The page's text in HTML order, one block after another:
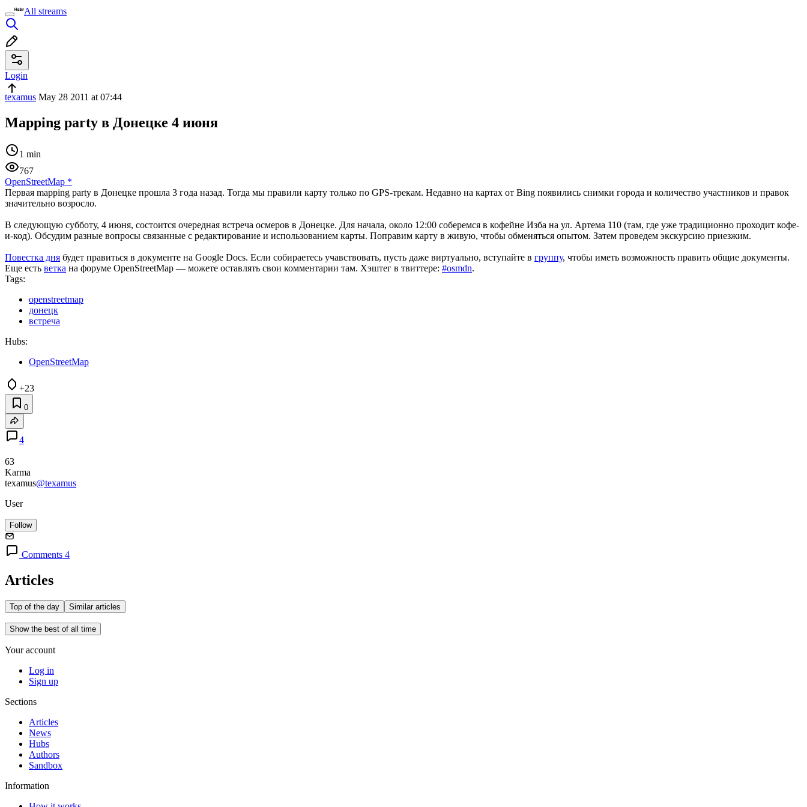
All streams
Login
texamus May 28 2011 at 07:44
Mapping party в Донецке 4 июня
1 min
767
OpenStreetMap *
Первая mapping party в Донецке прошла 3 года назад. Тогда мы правили карту только по GPS-трекам. Недавно на картах от Bing появились снимки города и количество участников и правок
значительно возросло.
В следующую субботу, 4 июня, состоится очередная встреча осмеров в Донецке. Для начала, около 12:00 соберемся в кофейне Изба на ул. Артема 110 (там, где уже традиционно проходит кофе-
и-код). Обсудим разные вопросы связанные с редактирование и использованием карты. Поправим карту в живую, чтобы обменяться опытом. Затем проведем экскурсию приезжим.
Повестка дня будет правиться в документе на Google Docs. Если собираетесь учавствовать, пусть даже виртуально, вступайте в группу, чтобы иметь возможность править общие документы.
Еще есть ветка на форуме OpenStreetMap — можете оставлять свои комментарии там. Хэштег в твиттере: #osmdn.
Tags:
openstreetmap
донецк
встреча
Hubs:
OpenStreetMap
+23
0
4
63
Karma
texamus@texamus
User
Follow
Comments 4
Articles
Top of the day Similar articles
Show the best of all time
Your account
Log in
Sign up
Sections
Articles
News
Hubs
Authors
Sandbox
Information